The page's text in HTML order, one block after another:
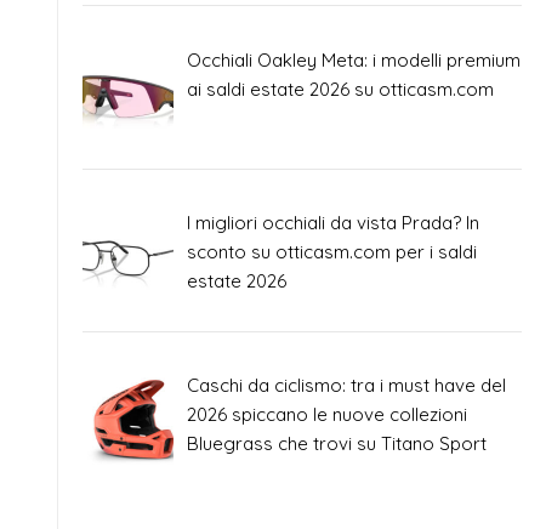
Occhiali Oakley Meta: i modelli premium
ai saldi estate 2026 su otticasm.com
I migliori occhiali da vista Prada? In
sconto su otticasm.com per i saldi
estate 2026
Caschi da ciclismo: tra i must have del
2026 spiccano le nuove collezioni
Bluegrass che trovi su Titano Sport